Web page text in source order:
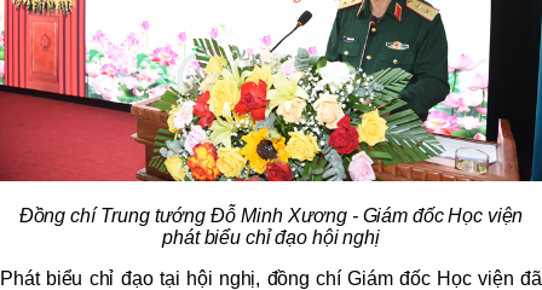
Đồng chí Trung tướng Đỗ Minh Xương - Giám đốc Học viện
phát biểu chỉ đạo hội nghị
Phát biểu chỉ đạo tại hội nghị, đồng chí Giám đốc Học viện đã